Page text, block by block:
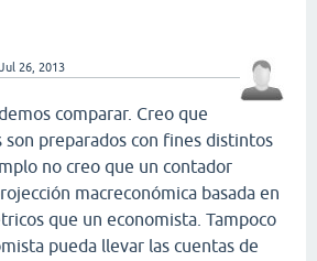
Jul 26, 2013
comparar. Creo que
son preparados con fines distintos
no creo que un contador
macreconómica basada en
que un economista. Tampoco
pueda llevar las cuentas de